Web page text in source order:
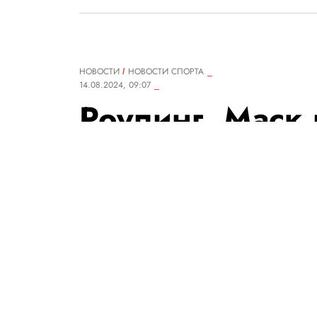
НОВОСТИ
НОВОСТИ СПОРТА
14.08.2024, 09:07
Роулинг, Маск